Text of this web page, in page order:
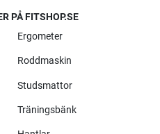
PÅ FITSHOP.SE
Ergometer
Roddmaskin
Studsmattor
Träningsbänk